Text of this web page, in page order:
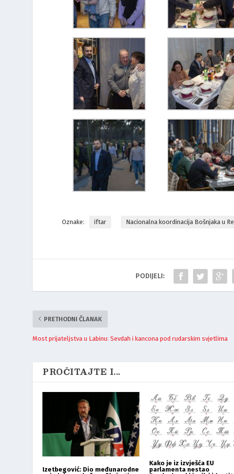
Oznake: iftar Nacionalna koordinacija Bošnjaka u
PODIJELI:
PRETHODNI ČLANAK
Most prijateljstva u Labinu: Sevdah i kancona pod rudarskim svjetlima
PROČITAJTE I...
Izetbegović: Dio međunarodne
Kako je iz izvješća EU
parlamenta nestao